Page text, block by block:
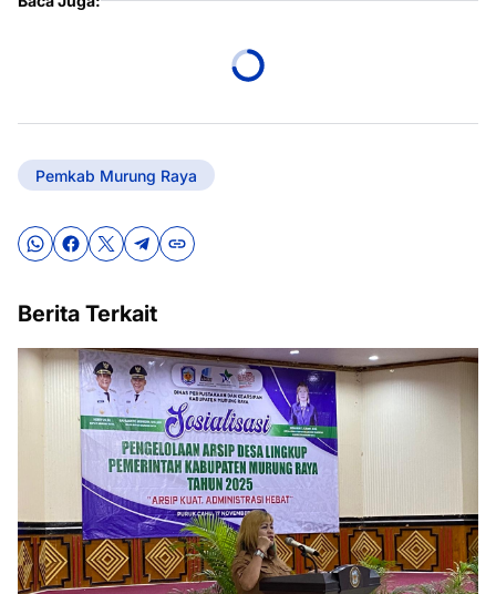
Pemkab Murung Raya
Berita Terkait